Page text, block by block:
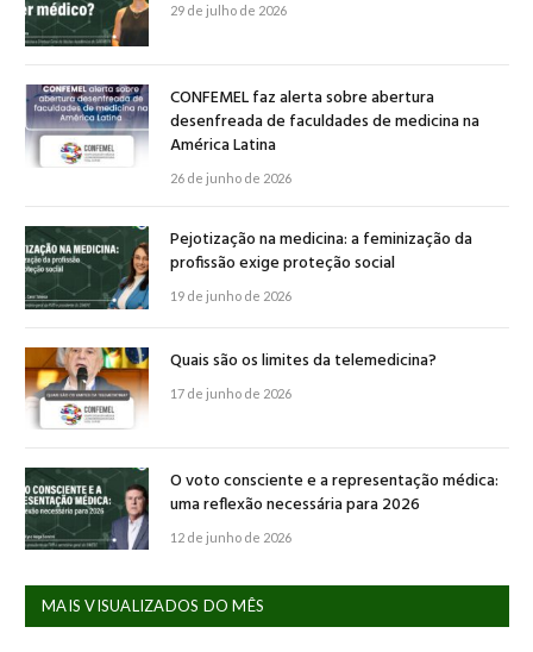
29 de julho de 2026
CONFEMEL faz alerta sobre abertura
desenfreada de faculdades de medicina na
América Latina
26 de junho de 2026
Pejotização na medicina: a feminização da
profissão exige proteção social
19 de junho de 2026
Quais são os limites da telemedicina?
17 de junho de 2026
O voto consciente e a representação médica:
uma reflexão necessária para 2026
12 de junho de 2026
MAIS VISUALIZADOS DO MÊS